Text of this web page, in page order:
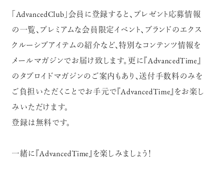
10年後の自分のためにやるべきこと
は『今を大切に生きる』こと
反町 隆史
感覚で味わうニューヨークの魅力
「AdvancedClub」会員に登録すると、プレゼント応募情報
の一覧、プレミアムな会員限定イベント、ブランドのエクス
クルーシブアイテムの紹介など、特別なコンテンツ情報を
メールマガジンでお届け致します。更に『AdvancedTime』
のタブロイドマガジンのご案内もあり、送付手数料のみを
ご負担いただくことでお手元で『AdvancedTime』をお楽し
みいただけます。
登録は無料です。
一緒に『AdvancedTime』を楽しみましょう！